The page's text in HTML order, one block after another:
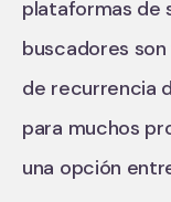
plataformas de
buscadores
de recurrencia
para muchos
una opción